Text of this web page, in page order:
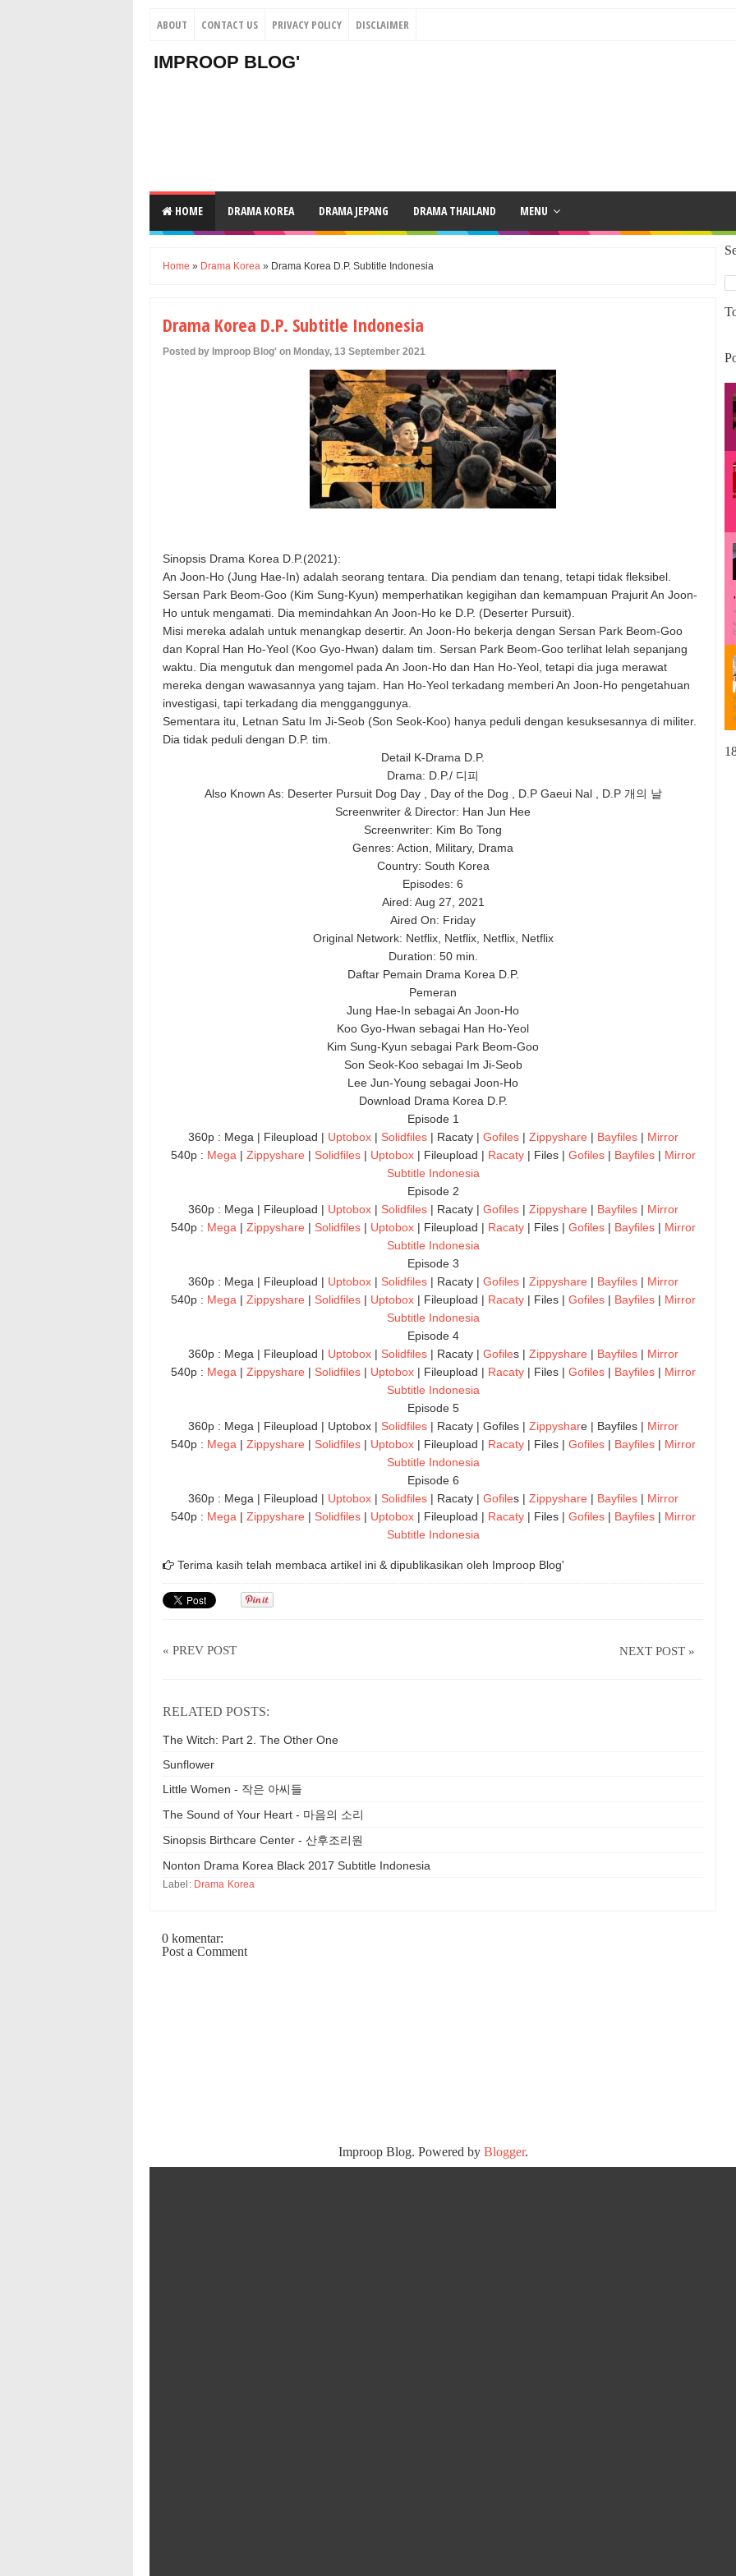
ABOUT CONTACT US PRIVACY POLICY DISCLAIMER
IMPROOP BLOG'
HOME DRAMA KOREA DRAMA JEPANG DRAMA THAILAND MENU
Home » Drama Korea » Drama Korea D.P. Subtitle Indonesia
Drama Korea D.P. Subtitle Indonesia
Posted by Improop Blog' on Monday, 13 September 2021
Sinopsis Drama Korea D.P.(2021):
An Joon-Ho (Jung Hae-In) adalah seorang tentara. Dia pendiam dan tenang, tetapi tidak fleksibel.
Sersan Park Beom-Goo (Kim Sung-Kyun) memperhatikan kegigihan dan kemampuan Prajurit An Joon-
Ho untuk mengamati. Dia memindahkan An Joon-Ho ke D.P. (Deserter Pursuit).
Misi mereka adalah untuk menangkap desertir. An Joon-Ho bekerja dengan Sersan Park Beom-Goo
dan Kopral Han Ho-Yeol (Koo Gyo-Hwan) dalam tim. Sersan Park Beom-Goo terlihat lelah sepanjang
waktu. Dia mengutuk dan mengomel pada An Joon-Ho dan Han Ho-Yeol, tetapi dia juga merawat
mereka dengan wawasannya yang tajam. Han Ho-Yeol terkadang memberi An Joon-Ho pengetahuan
investigasi, tapi terkadang dia mengganggunya.
Sementara itu, Letnan Satu Im Ji-Seob (Son Seok-Koo) hanya peduli dengan kesuksesannya di militer.
Dia tidak peduli dengan D.P. tim.
Detail K-Drama D.P.
Drama: D.P./ 디피
Also Known As: Deserter Pursuit Dog Day , Day of the Dog , D.P Gaeui Nal , D.P 개의 날
Screenwriter & Director: Han Jun Hee
Screenwriter: Kim Bo Tong
Genres: Action, Military, Drama
Country: South Korea
Episodes: 6
Aired: Aug 27, 2021
Aired On: Friday
Original Network: Netflix, Netflix, Netflix, Netflix
Duration: 50 min.
Daftar Pemain Drama Korea D.P.
Pemeran
Jung Hae-In sebagai An Joon-Ho
Koo Gyo-Hwan sebagai Han Ho-Yeol
Kim Sung-Kyun sebagai Park Beom-Goo
Son Seok-Koo sebagai Im Ji-Seob
Lee Jun-Young sebagai Joon-Ho
Download Drama Korea D.P.
Episode 1
360p : Mega | Fileupload | Uptobox| Solidfiles| Racaty | Gofiles| Zippyshare| Bayfiles| Mirror
540p : Mega | Zippyshare| Solidfiles| Uptobox| Fileupload | Racaty| Files | Gofiles| Bayfiles| Mirror
Subtitle Indonesia
Episode 2
360p : Mega | Fileupload | Uptobox| Solidfiles| Racaty | Gofiles| Zippyshare| Bayfiles| Mirror
540p : Mega | Zippyshare| Solidfiles| Uptobox| Fileupload | Racaty| Files | Gofiles| Bayfiles| Mirror
Subtitle Indonesia
Episode 3
360p : Mega | Fileupload | Uptobox| Solidfiles| Racaty | Gofiles| Zippyshare| Bayfiles| Mirror
540p : Mega | Zippyshare| Solidfiles| Uptobox| Fileupload | Racaty| Files | Gofiles| Bayfiles| Mirror
Subtitle Indonesia
Episode 4
360p : Mega | Fileupload | Uptobox| Solidfiles| Racaty | Gofiles | Zippyshare| Bayfiles| Mirror
540p : Mega | Zippyshare| Solidfiles| Uptobox| Fileupload | Racaty| Files | Gofiles| Bayfiles| Mirror
Subtitle Indonesia
Episode 5
360p : Mega | Fileupload | Uptobox | Solidfiles| Racaty | Gofiles | Zippyshare | Bayfiles | Mirror
540p : Mega | Zippyshare| Solidfiles| Uptobox| Fileupload | Racaty| Files | Gofiles| Bayfiles| Mirror
Subtitle Indonesia
Episode 6
360p : Mega | Fileupload | Uptobox| Solidfiles| Racaty | Gofiles | Zippyshare| Bayfiles| Mirror
540p : Mega | Zippyshare| Solidfiles| Uptobox| Fileupload | Racaty| Files | Gofiles| Bayfiles| Mirror
Subtitle Indonesia
Terima kasih telah membaca artikel ini & dipublikasikan oleh Improop Blog'
« PREV POST NEXT POST »
RELATED POSTS:
The Witch: Part 2. The Other One
Sunflower
Little Women - 작은 아씨들
The Sound of Your Heart - 마음의 소리
Sinopsis Birthcare Center - 산후조리원
Nonton Drama Korea Black 2017 Subtitle Indonesia
Label: Drama Korea
0 komentar:
Post a Comment
Improop Blog. Powered by Blogger.